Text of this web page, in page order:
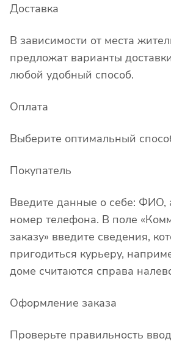
Доставка
В зависимости от места
предложат варианты
любой удобный способ.
Оплата
Выберите оптимальный
Покупатель
Введите данные о себе: ФИО,
номер телефона. В поле
заказу» введите сведения,
пригодиться курьеру,
доме считаются справа
Оформление заказа
Проверьте правильность